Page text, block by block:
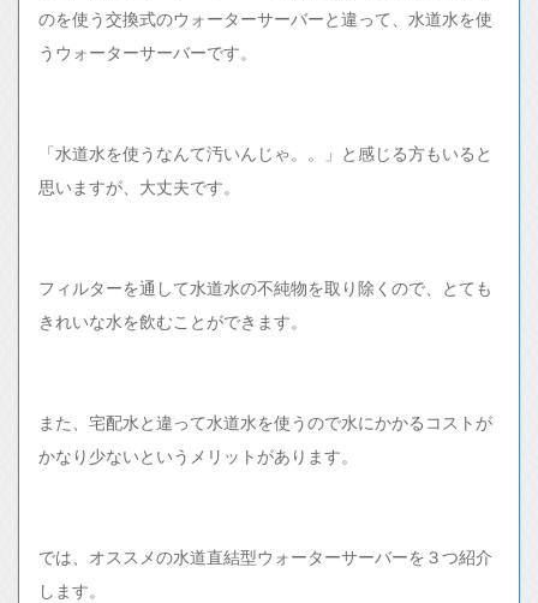
のを使う交換式のウォーターサーバーと違って、水道水を使
うウォーターサーバーです。
「水道水を使うなんて汚いんじゃ。。」と感じる方もいると
思いますが、大丈夫です。
フィルターを通して水道水の不純物を取り除くので、とても
きれいな水を飲むことができます。
また、宅配水と違って水道水を使うので水にかかるコストが
かなり少ないというメリットがあります。
では、オススメの水道直結型ウォーターサーバーを３つ紹介
します。